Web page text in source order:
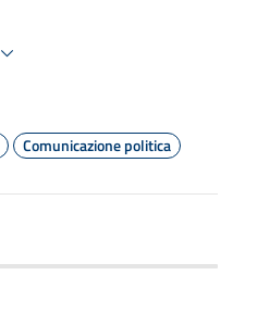
Comunicazione politica